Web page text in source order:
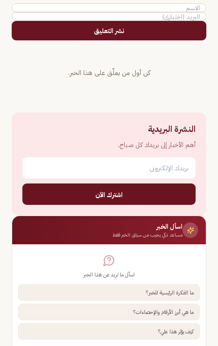
نشر التعليق
كن أول من يعلّق على هذا الخبر.
النشرة البريدية
أهم الأخبار إلى بريدك كل صباح.
اشترك الآن
اسأل الخبر
مساعد ذكي يجيب من سياق الخبر فقط
اسأل ما تريد عن هذا الخبر
ما الفكرة الرئيسية للخبر؟
ما هي أبرز الأرقام والإحصاءات؟
كيف يؤثر هذا علي؟